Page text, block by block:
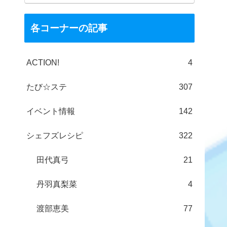
各コーナーの記事
ACTION! 4
たび☆ステ 307
イベント情報 142
シェフズレシピ 322
田代真弓 21
丹羽真梨菜 4
渡部恵美 77